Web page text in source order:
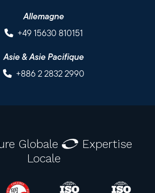
Allemagne
+49 15630 810151
Asie & Asie Pacifique
+886 2 2832 2990
Globale
Expertise
Locale